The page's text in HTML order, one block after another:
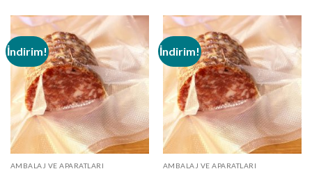
İndirim!
AMBALAJ VE APARATLARI
İndirim!
AMBALAJ VE APARATLARI